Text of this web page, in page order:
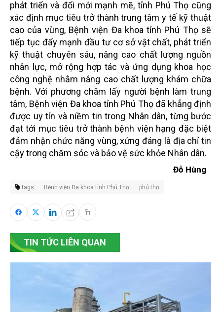
phát triển và đổi mới mạnh mẽ, tỉnh Phú Thọ cũng
xác định mục tiêu trở thành trung tâm y tế kỹ thuật
cao của vùng, Bệnh viện Đa khoa tỉnh Phú Thọ sẽ
tiếp tục đẩy mạnh đầu tư cơ sở vật chất, phát triển
kỹ thuật chuyên sâu, nâng cao chất lượng nguồn
nhân lực, mở rộng hợp tác và ứng dụng khoa học
công nghệ nhằm nâng cao chất lượng khám chữa
bệnh. Với phương châm lấy người bệnh làm trung
tâm, Bệnh viện Đa khoa tỉnh Phú Thọ đã khẳng định
được uy tín và niềm tin trong Nhân dân, từng bước
đạt tới mục tiêu trở thành bệnh viện hạng đặc biệt
đảm nhận chức năng vùng, xứng đáng là địa chỉ tin
cậy trong chăm sóc và bảo vệ sức khỏe Nhân dân.
Đỗ Hùng
Tags Bệnh viện Đa khoa tỉnh Phú Thọ phú thọ
TIN TỨC LIÊN QUAN